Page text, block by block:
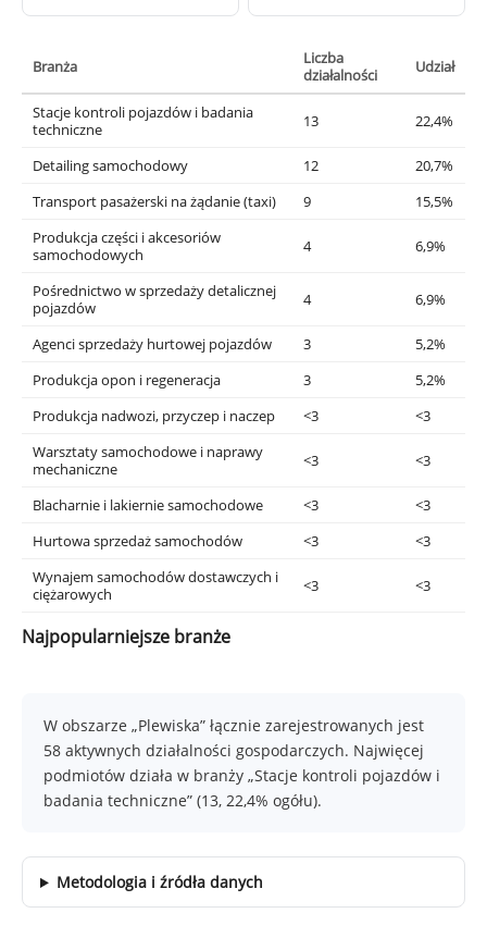
Najpopularniejsze branże
Branża
Liczba
działalności
Udział
Stacje kontroli pojazdów i badania
techniczne
13 22,4%
Detailing samochodowy 12
20,7%
Transport pasażerski na żądanie (taxi)
9
15,5%
Produkcja części i akcesoriów
samochodowych
4 6,9%
Pośrednictwo w sprzedaży detalicznej
pojazdów
4 6,9%
Agenci sprzedaży hurtowej pojazdów 3
5,2%
Produkcja opon i regeneracja
3
5,2%
Produkcja nadwozi, przyczep i naczep
<3
<3
Warsztaty samochodowe i naprawy
mechaniczne
<3 <3
Blacharnie i lakiernie samochodowe <3
<3
Hurtowa sprzedaż samochodów
<3
<3
Wynajem samochodów dostawczych i
ciężarowych
<3 <3
W obszarze „Plewiska” łącznie zarejestrowanych jest
58 aktywnych działalności gospodarczych. Najwięcej
podmiotów działa w branży „Stacje kontroli pojazdów i
badania techniczne” (13, 22,4% ogółu).
Metodologia i źródła danych